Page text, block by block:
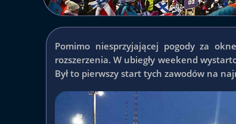
Pomimo niesprzyjającej pogody za
rozszerzenia. W ubiegły weekend
Był to pierwszy start tych zawodów na